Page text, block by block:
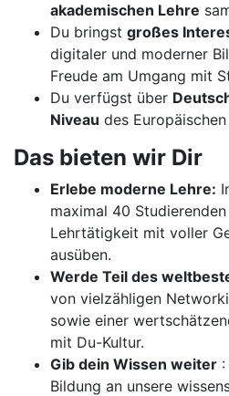
akademischen Lehre
Du bringst großes
digitaler und moderner
Freude am Umgang mit
Du verfügst über
Niveau des
Das bieten wir Dir
Erlebe moderne Lehre:
maximal 40
Lehrtätigkeit mit voller
ausüben.
Werde Teil des
von vielzähligen
sowie einer
mit Du-Kultur.
Gib dein Wissen weiter
Bildung an unsere